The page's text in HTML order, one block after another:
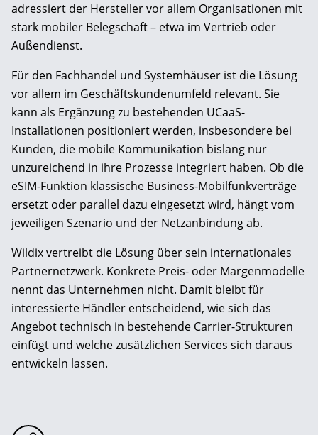
adressiert der Hersteller vor allem Organisationen mit
stark mobiler Belegschaft – etwa im Vertrieb oder
Außendienst.
Für den Fachhandel und Systemhäuser ist die Lösung
vor allem im Geschäftskundenumfeld relevant. Sie
kann als Ergänzung zu bestehenden UCaaS-
Installationen positioniert werden, insbesondere bei
Kunden, die mobile Kommunikation bislang nur
unzureichend in ihre Prozesse integriert haben. Ob die
eSIM-Funktion klassische Business-Mobilfunkverträge
ersetzt oder parallel dazu eingesetzt wird, hängt vom
jeweiligen Szenario und der Netzanbindung ab.
Wildix vertreibt die Lösung über sein internationales
Partnernetzwerk. Konkrete Preis- oder Margenmodelle
nennt das Unternehmen nicht. Damit bleibt für
interessierte Händler entscheidend, wie sich das
Angebot technisch in bestehende Carrier-Strukturen
einfügt und welche zusätzlichen Services sich daraus
entwickeln lassen.